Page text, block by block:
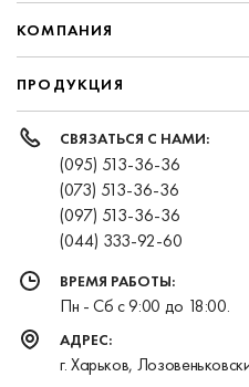
КОМПАНИЯ
ПРОДУКЦИЯ
СВЯЗАТЬСЯ С НАМИ:
(095) 513-36-36
(073) 513-36-36
(097) 513-36-36
(044) 333-92-60
ВРЕМЯ РАБОТЫ:
Пн - Сб с 9:00 до 18:00.
АДРЕС:
г. Харьков,